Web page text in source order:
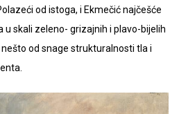
od istoga, i Ekmečić najčešće
u skali zeleno- grizajnih i plavo-bijelih
od snage strukturalnosti tla i